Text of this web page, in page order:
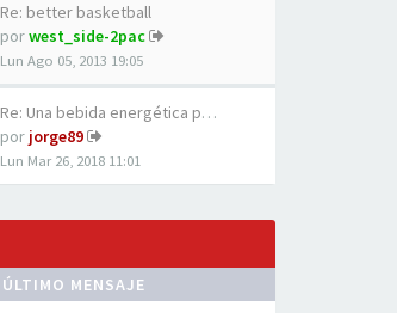
Re: better basketball
porwest_side-2pac
Lun Ago 05, 2013 19:05
Re: Una bebida energética par…
por jorge89
Lun Mar 26, 2018 11:01
ÚLTIMO MENSAJE